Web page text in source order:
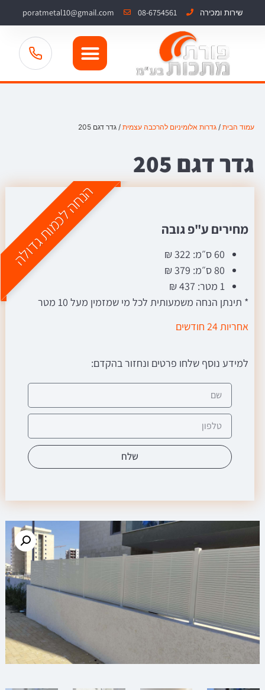
שירות ומכירה 08-6754561
poratmetal10@gmail.com
עמוד הבית/ גדרות אלומיניום להרכבה עצמית/ גדר דגם 205
גדר דגם 205
הנחה לכמות גדולה מחירים ע"פ גובה
60 ס״מ: 322 ₪
80 ס״מ: 379 ₪
1 מטר: 437 ₪
* תינתן הנחה משמעותית לכל מי שמזמין מעל 10 מטר
אחריות 24 חודשים
למידע נוסף שלחו פרטים ונחזור בהקדם:
שלח